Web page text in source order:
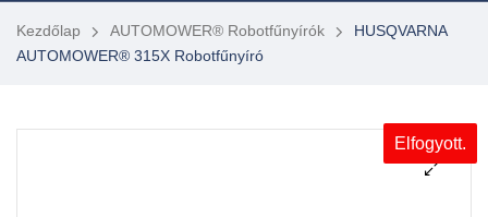
Kezdőlap AUTOMOWER® Robotfűnyírók
HUSQVARNA
AUTOMOWER® 315X Robotfűnyíró
Elfogyott.